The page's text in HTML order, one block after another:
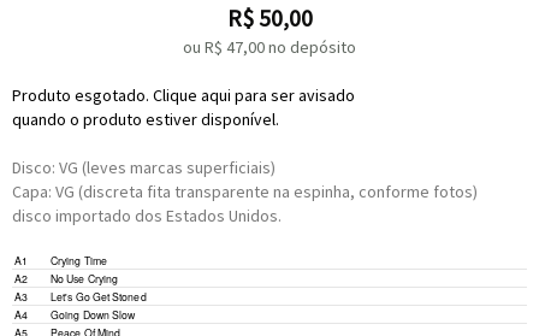
R$50,00
ou R$ 47,00no depósito
Produto esgotado. Clique aqui para ser avisado
quando o produto estiver disponível.
Disco: VG (leves marcas superficiais)
Capa: VG (discreta fita transparente na espinha, conforme fotos)
disco importado dos Estados Unidos.
A1
Crying Time
A2
No Use Crying
A3
Let's Go Get Stoned
A4
Going Down Slow
A5
Peace Of Mind